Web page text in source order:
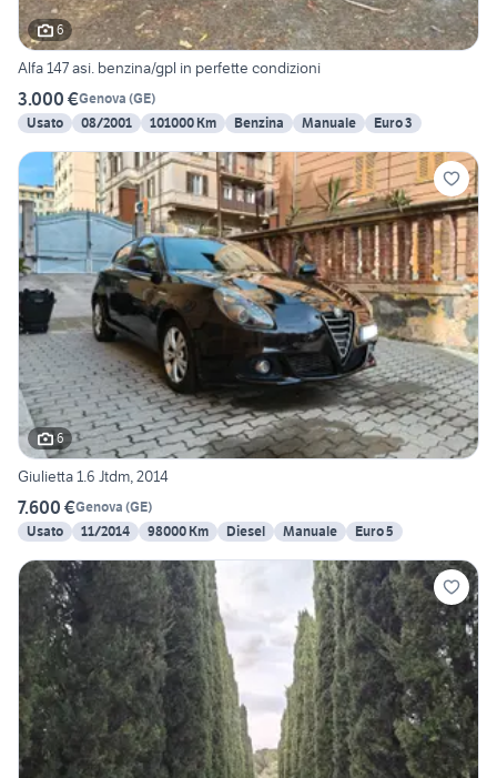
6
Alfa 147 asi. benzina/gpl in perfette condizioni
3.000 €Genova (GE)
Usato
08/2001 101000 Km Benzina Manuale Euro 3
6
Giulietta 1.6 Jtdm, 2014
7.600 €Genova (GE)
Usato
11/2014 98000 Km Diesel Manuale Euro 5